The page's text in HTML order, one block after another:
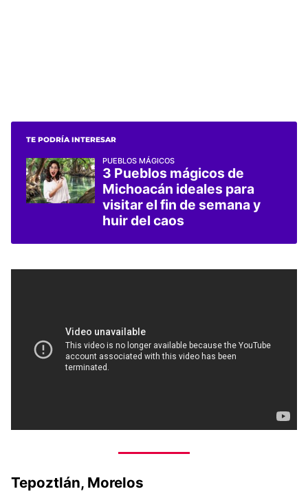
TE PODRÍA INTERESAR
PUEBLOS MÁGICOS
3 Pueblos mágicos de
Michoacán ideales para
visitar el fin de semana y
huir del caos
Tepoztlán, Morelos